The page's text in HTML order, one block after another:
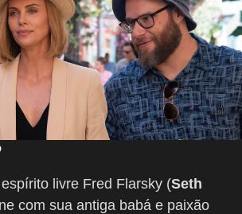
livre Fred Flarsky (Seth
com sua antiga babá e paixão